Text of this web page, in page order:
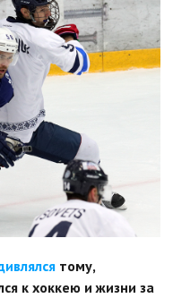
тому,
к хоккею и жизни за